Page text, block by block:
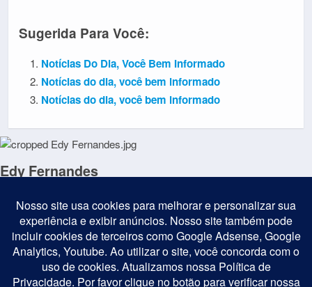
Sugerida Para Você:
Notícias Do Dia, Você Bem Informado
Notícias do dia, você bem informado
Notícias do dia, você bem informado
Edy Fernandes
Jornalista e repórter fotográfico com 20 anos de experiência nas
áreas Social e Turismo. Filiado à AJOIA Brasil e Abrajet-MG é
colunista da Revista Belvedere e do Portal BH Eventos. Fotógrafo
da Coluna Paulo Navarro e Jornal Cidade Conecta